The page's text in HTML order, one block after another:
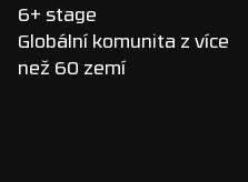
6+ stage
Globální komunita z více
než 60 zemí